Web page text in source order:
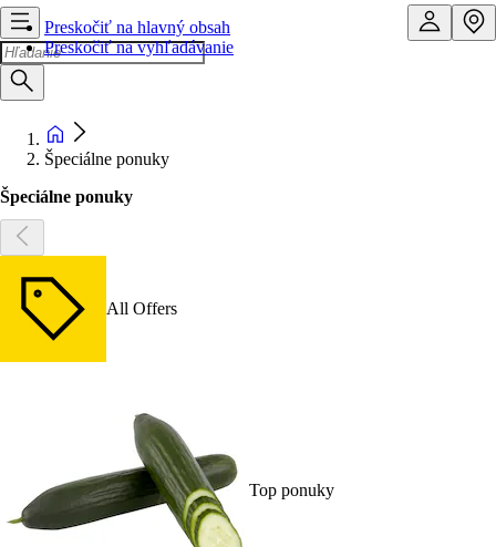
Preskočiť na hlavný obsah
Preskočiť na vyhľadávanie
Špeciálne ponuky
Špeciálne ponuky
All Offers
Top ponuky